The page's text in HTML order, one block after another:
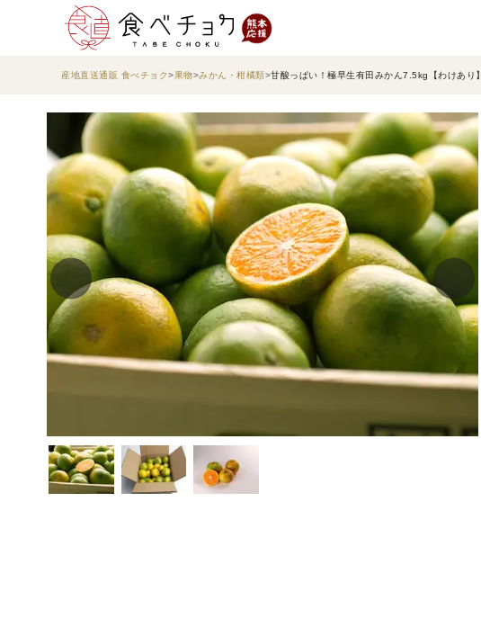
産地直送通販 食べチョク 果物 みかん・柑橘類 甘酸っぱい！極早生有田みかん7.5kg【わけあり】